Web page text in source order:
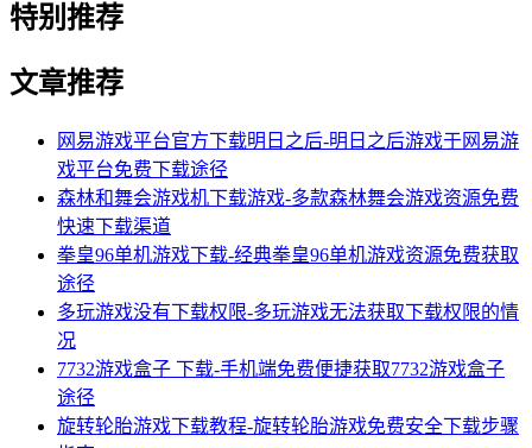
特别推荐
文章推荐
网易游戏平台官方下载明日之后-明日之后游戏于网易游
戏平台免费下载途径
森林和舞会游戏机下载游戏-多款森林舞会游戏资源免费
快速下载渠道
拳皇96单机游戏下载-经典拳皇96单机游戏资源免费获取
途径
多玩游戏没有下载权限-多玩游戏无法获取下载权限的情
况
7732游戏盒子 下载-手机端免费便捷获取7732游戏盒子
途径
旋转轮胎游戏下载教程-旋转轮胎游戏免费安全下载步骤